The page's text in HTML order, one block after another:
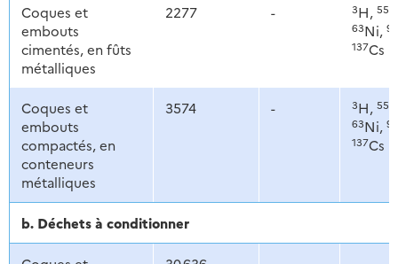
Coques et
embouts
cimentés, en fûts
métalliques
2277 - 3H, 55
63Ni, 90
137Cs
Coques et
embouts
compactés, en
conteneurs
métalliques
3574 - 3H, 55
63Ni, 90
137Cs
b. Déchets à conditionner